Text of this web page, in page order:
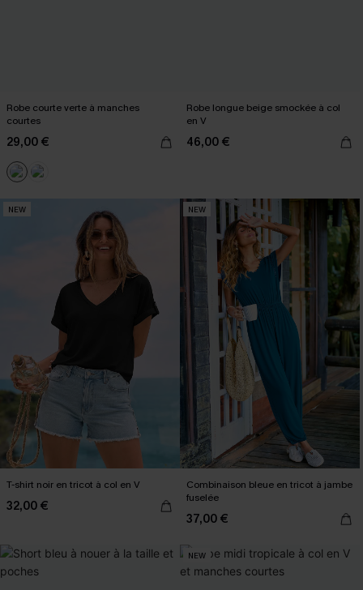
Robe courte verte à manches
courtes
29,00 €
Robe longue beige smockée à col
en V
46,00 €
NEW
T-shirt noir en tricot à col en V
32,00 €
NEW
Combinaison bleue en tricot à jambe
fuselée
37,00 €
NEW